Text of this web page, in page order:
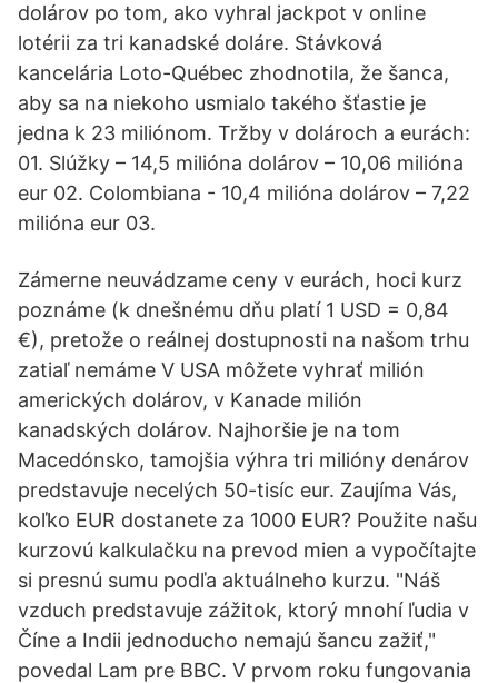
dolárov po tom, ako vyhral jackpot v online
lotérii za tri kanadské doláre. Stávková
kancelária Loto-Québec zhodnotila, že šanca,
aby sa na niekoho usmialo takého šťastie je
jedna k 23 miliónom. Tržby v dolároch a eurách:
01. Slúžky – 14,5 milióna dolárov – 10,06 milióna
eur 02. Colombiana - 10,4 milióna dolárov – 7,22
milióna eur 03.
Zámerne neuvádzame ceny v eurách, hoci kurz
poznáme (k dnešnému dňu platí 1 USD = 0,84
€), pretože o reálnej dostupnosti na našom trhu
zatiaľ nemáme V USA môžete vyhrať milión
amerických dolárov, v Kanade milión
kanadských dolárov. Najhoršie je na tom
Macedónsko, tamojšia výhra tri milióny denárov
predstavuje necelých 50-tisíc eur. Zaujíma Vás,
koľko EUR dostanete za 1000 EUR? Použite našu
kurzovú kalkulačku na prevod mien a vypočítajte
si presnú sumu podľa aktuálneho kurzu. "Náš
vzduch predstavuje zážitok, ktorý mnohí ľudia v
Číne a Indii jednoducho nemajú šancu zažiť,"
povedal Lam pre BBC. V prvom roku fungovania